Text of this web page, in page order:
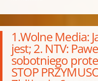
1.Wolne Media:
jest; 2. NTV:
sobotniego
STOP